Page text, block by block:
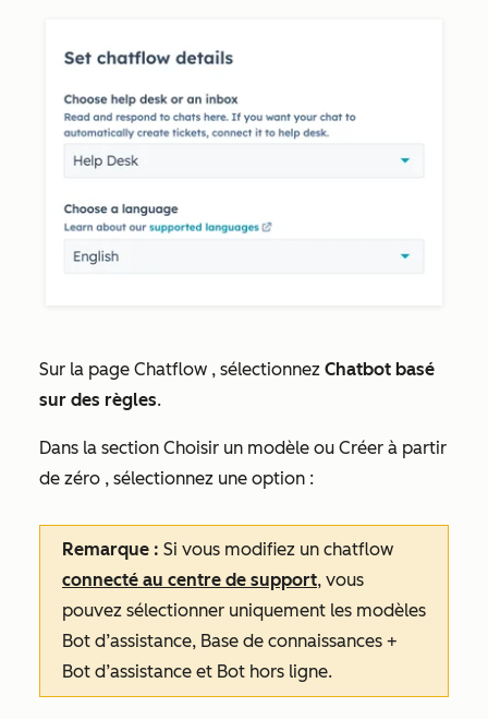
Sur la page Chatflow , sélectionnez Chatbot basé
sur des règles.
Dans la section Choisir un modèle ou Créer à partir
de zéro , sélectionnez une option :
Remarque : Si vous modifiez un chatflow
connecté au centre de support, vous
pouvez sélectionner uniquement les modèles
Bot d’assistance, Base de connaissances +
Bot d’assistance et Bot hors ligne.